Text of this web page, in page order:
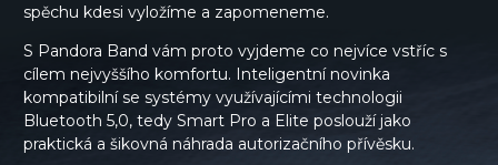
spěchu kdesi vyložíme a zapomeneme.
S Pandora Band vám proto vyjdeme co nejvíce vstříc s
cílem nejvyššího komfortu. Inteligentní novinka
kompatibilní se systémy využívajícími technologii
Bluetooth 5,0, tedy Smart Pro a Elite poslouží jako
praktická a šikovná náhrada autorizačního přívěsku.